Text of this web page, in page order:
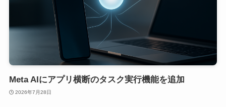
Meta AIにアプリ横断のタスク実行機能を追加
2026年7月28日